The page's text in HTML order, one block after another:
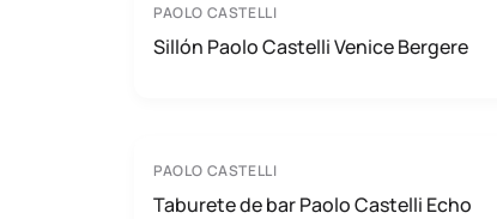
PAOLO CASTELLI
Sillón Paolo Castelli Venice Bergere
PAOLO CASTELLI
Taburete de bar Paolo Castelli Echo